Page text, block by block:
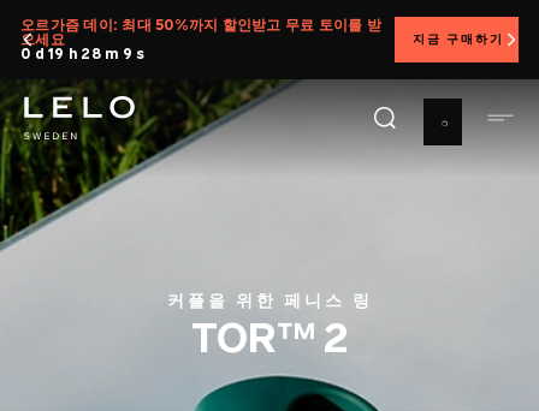
콘
텐
츠
로
건
너
뛰
오르가즘 데이: 최대 50%까지 할인받고 무료 토이를 받
으세요
0 d 19 h 28 m 7 s
지금 구매하기
커플을 위한 페니스 링
TOR™ 2